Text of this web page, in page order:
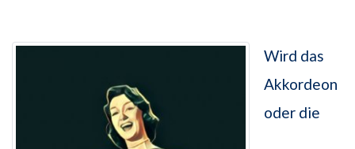
Wird das
Akkordeon
oder die